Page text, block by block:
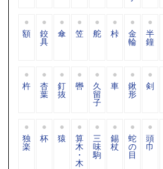
額 鉸
具
傘 笠 舵 桛 金
輪
半
鐘
杵 杏
葉
釘
抜
轡 久
留
子
車 鍬
形
剣
独
楽
杯 猿 算
木
・
木
三
味
駒
錫
杖
蛇
の
目
頭
巾